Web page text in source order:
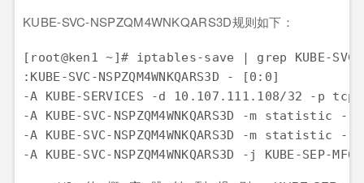
KUBE-SVC-NSPZQM4WNKQARS3D规则如下：
[root@ken1 ~]# iptables-save | grep KUBE-SVC-
:KUBE-SVC-NSPZQM4WNKQARS3D - [0 : 0]
-A KUBE-SERVICES -d 10.107 . 111.108/32 -p tcp -
-A KUBE-SVC-NSPZQM4WNKQARS3D -m
-A KUBE-SVC-NSPZQM4WNKQARS3D -m